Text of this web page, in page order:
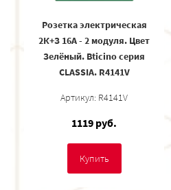
Розетка электрическая
2К+З 16А - 2 модуля. Цвет
Зелёный. Bticino серия
CLASSIA. R4141V
Артикул: R4141V
1119 руб.
Купить